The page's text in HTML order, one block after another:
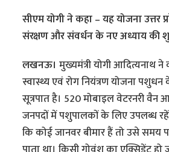
सीएम योगी ने कहा – यह योजना
संरक्षण और संवर्धन के नए अध्याय
लखनऊ।मुख्यमंत्री योगी आदित्यनाथ
स्वास्थ्य एवं रोग नियंत्रण योजना पशुधन
सूत्रपात है। 520 मोबाइल वेटरनरी
जनपदों में पशुपालकों के लिए उपलब्ध
कि कोई जानवर बीमार हैं तो उसे समय